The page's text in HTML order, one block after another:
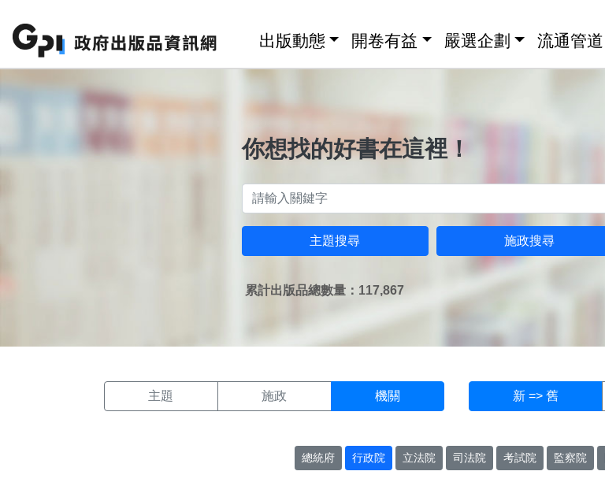
出版動態 開卷有益 嚴選企劃 流通管道
你想找的好書在這裡！
主題搜尋 施政搜尋
累計出版品總數量：117,867
主題 施政 機關 新 => 舊
總統府 行政院 立法院 司法院 考試院 監察院